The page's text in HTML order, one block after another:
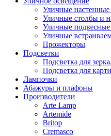
Уличные настенные
Уличные столбы и
Уличные
Уличные
Прожекторы
Подсветки
Подсветка для
Подсветка для
Лампочки
Абажуры и плафоны
Производители
Arte Lamp
Artemide
Britop
Cremasco